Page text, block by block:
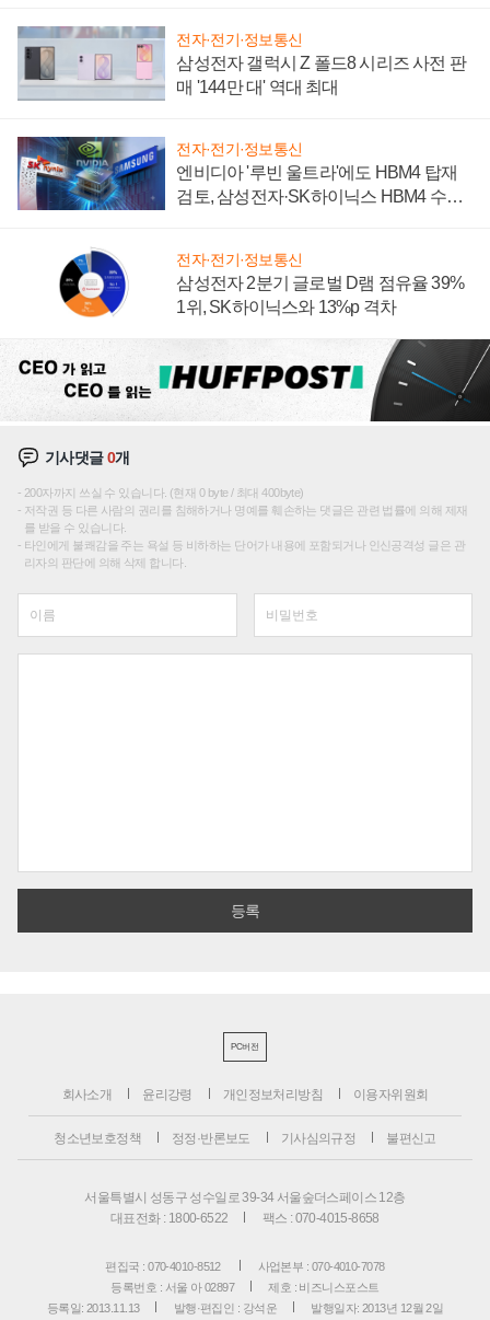
전자·전기·정보통신
삼성전자 갤럭시 Z 폴드8 시리즈 사전 판
매 '144만 대' 역대 최대
전자·전기·정보통신
엔비디아 '루빈 울트라'에도 HBM4 탑재
검토, 삼성전자·SK하이닉스 HBM4 수율
전자·전기·정보통신
삼성전자 2분기 글로벌 D램 점유율 39%
1위, SK하이닉스와 13%p 격차
기사댓글0개
200자까지 쓰실 수 있습니다. (현재 0 byte / 최대 400byte)
저작권 등 다른 사람의 권리를 침해하거나 명예를 훼손하는 댓글은 관련 법률에 의해 제재
를 받을 수 있습니다.
타인에게 불쾌감을 주는 욕설 등 비하하는 단어가 내용에 포함되거나 인신공격성 글은 관
리자의 판단에 의해 삭제 합니다.
PC버전
회사소개 윤리강령 개인정보처리방침 이용자위원회
청소년보호정책 정정·반론보도 기사심의규정 불편신고
서울특별시 성동구 성수일로 39-34 서울숲더스페이스 12층
대표전화 : 1800-6522
팩스 : 070-4015-8658
편집국 : 070-4010-8512
사업본부 : 070-4010-7078
등록번호 : 서울 아 02897
제호 : 비즈니스포스트
등록일: 2013.11.13
발행·편집인 : 강석운 발행일자: 2013년 12월 2일